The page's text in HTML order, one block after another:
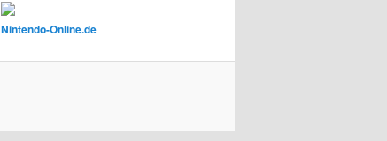
Nintendo-Online.de